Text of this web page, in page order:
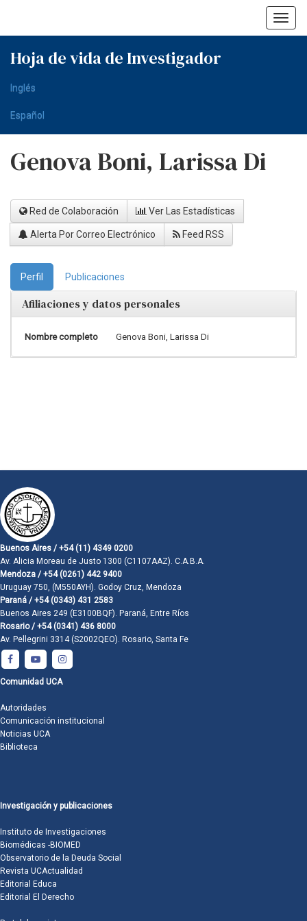
Hoja de vida de Investigador
Inglés
Español
Genova Boni, Larissa Di
Red de Colaboración Ver Las Estadísticas
Alerta Por Correo Electrónico Feed RSS
Perfil Publicaciones
Afiliaciones y datos personales
Nombre completo Genova Boni, Larissa Di
Buenos Aires / +54 (11) 4349 0200
Av. Alicia Moreau de Justo 1300 (C1107AAZ). C.A.B.A.
Mendoza / +54 (0261) 442 9400
Uruguay 750, (M550AYH). Godoy Cruz, Mendoza
Paraná / +54 (0343) 431 2583
Buenos Aires 249 (E3100BQF). Paraná, Entre Ríos
Rosario / +54 (0341) 436 8000
Av. Pellegrini 3314 (S2002QEO). Rosario, Santa Fe
Comunidad UCA
Autoridades
Comunicación institucional
Noticias UCA
Biblioteca
Investigación y publicaciones
Instituto de Investigaciones
Biomédicas -BIOMED
Observatorio de la Deuda Social
Revista UCActualidad
Editorial Educa
Editorial El Derecho